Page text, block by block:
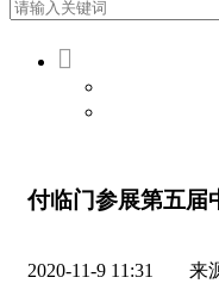

付临门参展第五届
2020-11-9 11:31 来